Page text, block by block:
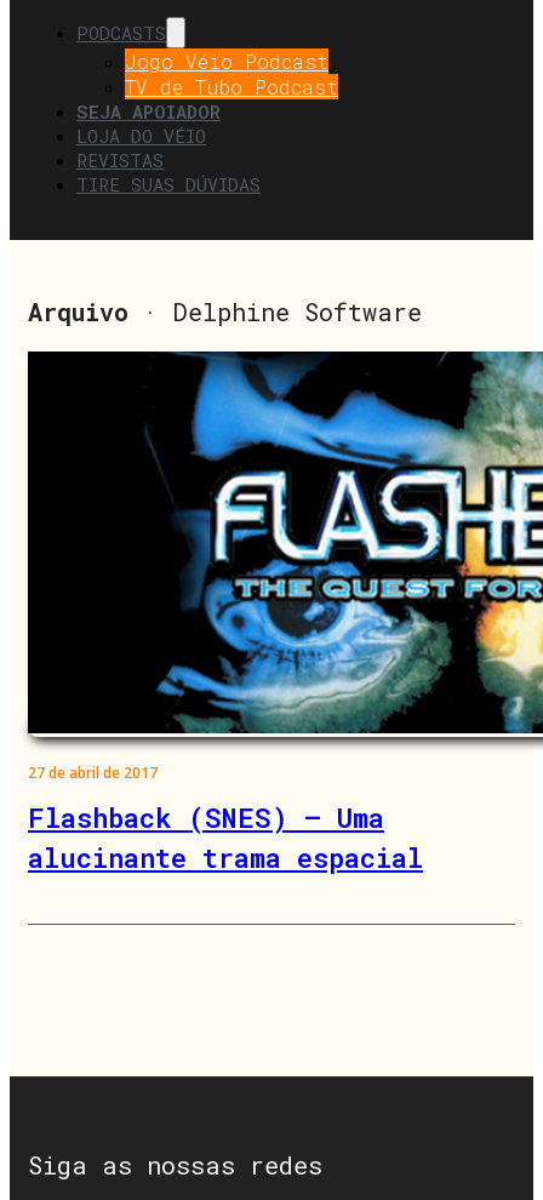
PODCASTS
Jogo Véio Podcast
TV de Tubo Podcast
SEJA APOIADOR
LOJA DO VÉIO
REVISTAS
TIRE SUAS DÚVIDAS
Arquivo · Delphine Software
27 de abril de 2017
Flashback (SNES) – Uma
alucinante trama espacial
Siga as nossas redes